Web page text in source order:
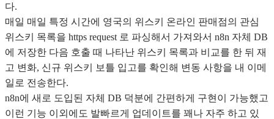
다.
매일 매일 특정 시간에 영국의 위스키 온라인 판매점의 관심
위스키 목록을 https request 로 파싱해서 가져와서 n8n 자체 DB
에 저장한 다음 호출 때 나타난 위스키 목록과 비교를 한 뒤 재
고 변화, 신규 위스키 보틀 입고를 확인해 변동 사항을 내 이메
일로 전송한다.
n8n에 새로 도입된 자체 DB 덕분에 간편하게 구현이 가능했고
이런 기능 이외에도 발빠르게 업데이트를 꽤나 자주 하고 있